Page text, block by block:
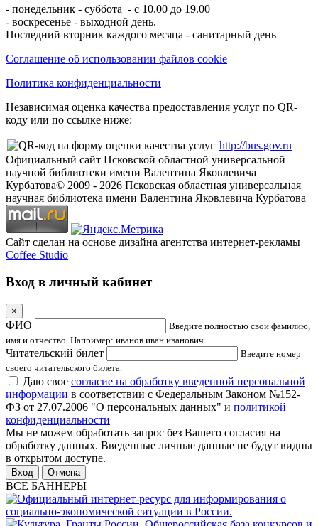
- понедельник - суббота - с 10.00 до 19.00
- воскресенье - выходной день.
Последний вторник каждого месяца - санитарный день
Соглашение об использовании файлов cookie
Политика конфиденциальности
Независимая оценка качества предоставления услуг по QR-
коду или по ссылке ниже:
http://bus.gov.ru
Официальный сайт Псковской областной универсальной
научной библиотеки имени Валентина Яковлевича
Курбатова© 2009 - 2026 Псковская областная универсальная
научная библиотека имени Валентина Яковлевича Курбатова
Сайт сделан на основе дизайна агентства интернет-рекламы
Coffee Studio
Вход в личный кабинет
×
ФИО
Введите полностью свои фамилию,
имя и отчество. Например: иванов иван иванович
Читательский билет
Введите номер
своего читательского билета.
Даю свое согласие на обработку введенной персональной
информации в соответствии с Федеральным Законом №152-
ФЗ от 27.07.2006 "О персональных данных" и политикой
конфиденциальности
Мы не можем обработать запрос без Вашего согласия на
обработку данных. Введенные личные данные не будут видны
в открытом доступе.
Отмена
ВСЕ БАННЕРЫ